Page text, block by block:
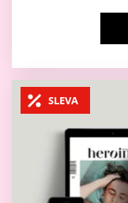
SLEVA